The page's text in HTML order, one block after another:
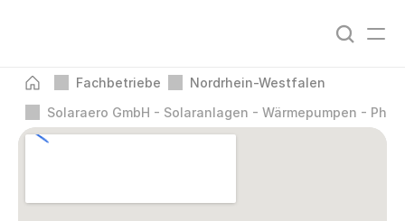
Fachbetriebe
Nordrhein-Westfalen
Solaraero GmbH - Solaranlagen - Wärmepumpen -